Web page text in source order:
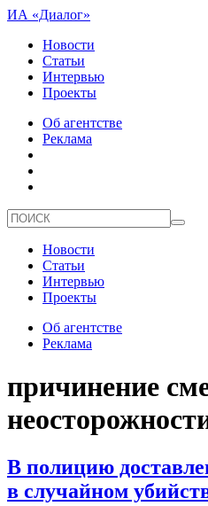
ИА «Диалог»
Новости
Статьи
Интервью
Проекты
Об агентстве
Реклама
Новости
Статьи
Интервью
Проекты
Об агентстве
Реклама
причинение
В полицию
в случайном